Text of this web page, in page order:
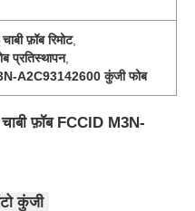
फ़ॉब रिमोट,
प्रतिस्थापन,
A2C93142600 कुंजी फोब
फ़ॉब FCCID M3N-
कुंजी